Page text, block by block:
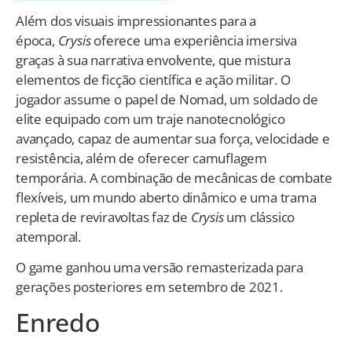
Além dos visuais impressionantes para a
época, Crysisoferece uma experiência imersiva
graças à sua narrativa envolvente, que mistura
elementos de ficção científica e ação militar. O
jogador assume o papel de Nomad, um soldado de
elite equipado com um traje nanotecnológico
avançado, capaz de aumentar sua força, velocidade e
resistência, além de oferecer camuflagem
temporária. A combinação de mecânicas de combate
flexíveis, um mundo aberto dinâmico e uma trama
repleta de reviravoltas faz de Crysisum clássico
atemporal.
O game ganhou uma versão remasterizada para
gerações posteriores em setembro de 2021.
Enredo